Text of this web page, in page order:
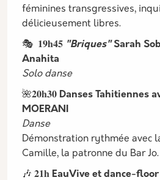
féminines transgressives,
délicieusement libres.
🎭 𝟏𝟗𝐡𝟒𝟓 "Briques"Sarah
Anahita
Solo danse
🌺𝟐𝟎𝐡𝟑𝟎 Danses Tahitiennes
MOERANI
Danse
Démonstration rythmée avec
Camille, la patronne du Bar Jo.
🎶 𝟐𝟏𝐡 EauVive et dance-